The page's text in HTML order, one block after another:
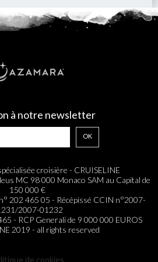
à notre newsletter
OK
croisière - CRUISELINE
MC 98 000 Monaco SAM au Capital de
150 000 €
202 465 05 - Récépissé CCIN n°2007-
2007-01232
- RCP Generali de 9 000 000 EUROS
2019 - all rights reserved
de cookies